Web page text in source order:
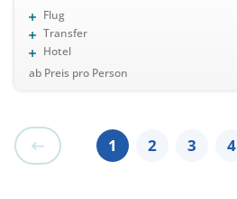
Flug
Transfer
Hotel
ab Preis pro Person
1 2 3 4